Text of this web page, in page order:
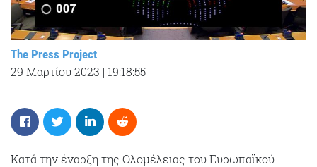
The Press Project
29 Μαρτίου 2023 | 19:18:55
Κατά την έναρξη της Ολομέλειας του Ευρωπαϊκού